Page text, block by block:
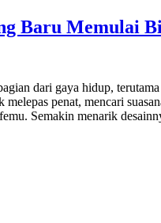
Baru Memulai
dari gaya hidup,
penat, mencari
Semakin menarik